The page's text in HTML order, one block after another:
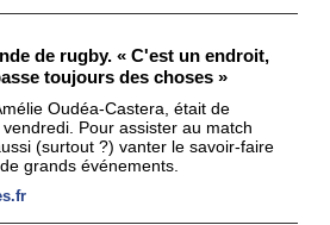
de rugby. « C'est un endroit,
toujours des choses »
Oudéa-Castera, était de
Pour assister au match
(surtout ?) vanter le savoir-faire
grands événements.